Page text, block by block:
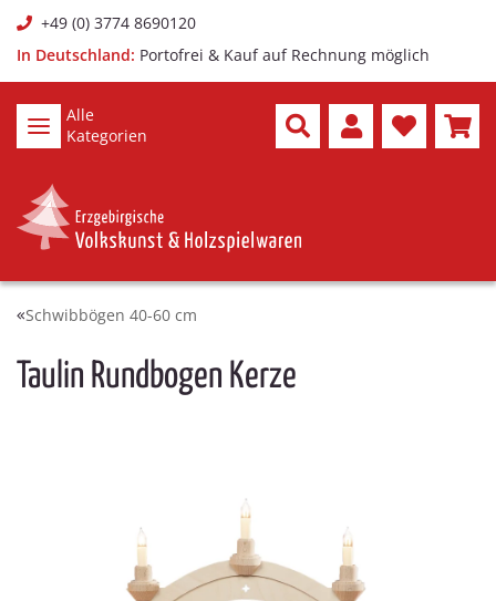
+49 (0) 3774 8690120
In Deutschland: Portofrei & Kauf auf Rechnung möglich
Alle
Kategorien
Schwibbögen 40-60 cm
Taulin Rundbogen Kerze